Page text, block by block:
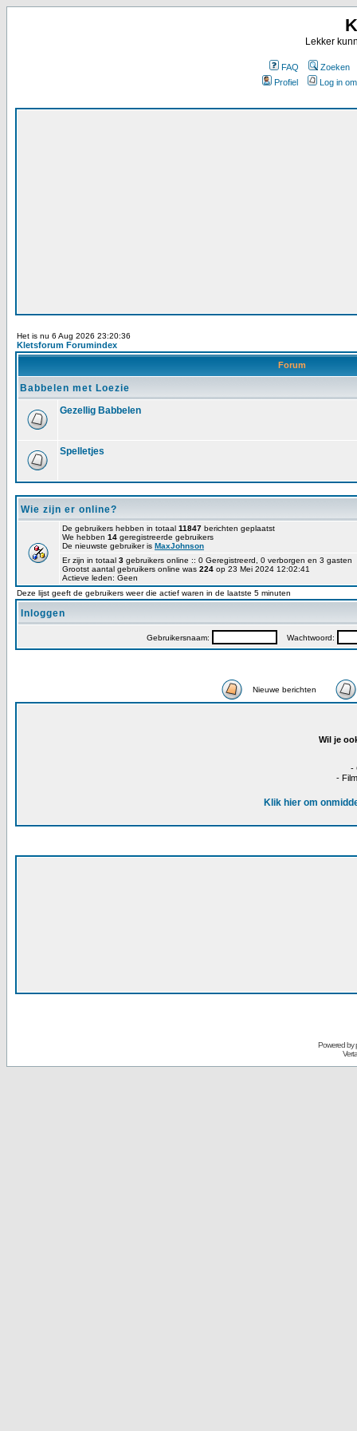
Lekker
FAQ
Zoeken
Profiel
Log in
Het is nu 6 Aug 2026 23:20:36
Kletsforum Forumindex
Forum
Babbelen met Loezie
Gezellig Babbelen
Spelletjes
Wie zijn er online?
De gebruikers hebben in totaal 11847 berichten geplaatst
We hebben 14 geregistreerde gebruikers
De nieuwste gebruiker is MaxJohnson
Er zijn in totaal 3 gebruikers online :: 0 Geregistreerd, 0 verborgen en 3
Grootst aantal gebruikers online was 224 op 23 Mei 2024 12:02:41
Actieve leden: Geen
Deze lijst geeft de gebruikers weer die actief waren in de laatste 5 minuten
Inloggen
Gebruikersnaam: Wachtwoord:
Nieuwe berichten
Wil je
-
-
Klik hier om
Powered by